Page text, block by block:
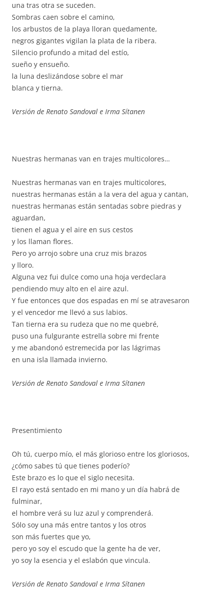
una tras otra se suceden.
Sombras caen sobre el camino,
los arbustos de la playa lloran quedamente,
negros gigantes vigilan la plata de la ribera.
Silencio profundo a mitad del estío,
sueño y ensueño.
la luna deslizándose sobre el mar
blanca y tierna.
Versión de Renato Sandoval e Irma Sítanen
Nuestras hermanas van en trajes multicolores…
Nuestras hermanas van en trajes multicolores,
nuestras hermanas están a la vera del agua y cantan,
nuestras hermanas están sentadas sobre piedras y
aguardan,
tienen el agua y el aire en sus cestos
y los llaman flores.
Pero yo arrojo sobre una cruz mis brazos
y lloro.
Alguna vez fui dulce como una hoja verdeclara
pendiendo muy alto en el aire azul.
Y fue entonces que dos espadas en mí se atravesaron
y el vencedor me llevó a sus labios.
Tan tierna era su rudeza que no me quebré,
puso una fulgurante estrella sobre mi frente
y me abandonó estremecida por las lágrimas
en una isla llamada invierno.
Versión de Renato Sandoval e Irma Sítanen
Presentimiento
Oh tú, cuerpo mío, el más glorioso entre los gloriosos,
¿cómo sabes tú que tienes poderío?
Este brazo es lo que el siglo necesita.
El rayo está sentado en mi mano y un día habrá de
fulminar,
el hombre verá su luz azul y comprenderá.
Sólo soy una más entre tantos y los otros
son más fuertes que yo,
pero yo soy el escudo que la gente ha de ver,
yo soy la esencia y el eslabón que vincula.
Versión de Renato Sandoval e Irma Sítanen